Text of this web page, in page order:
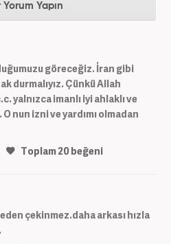
Yorum Yapın
göreceğiz. İran gibi
durmalıyız. Çünkü Allah
yalnızca imanlı iyi ahlaklı ve
nun izni ve yardımı olmadan
Toplam20beğeni
çekinmez.daha arkası hızla